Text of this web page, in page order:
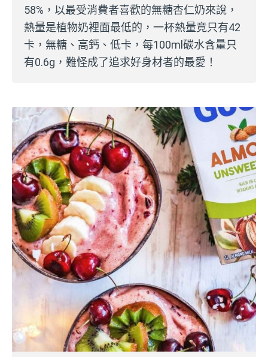
58%，以最受消費者喜歡的無糖杏仁奶來說，
熱量是植物奶裡面最低的，一杯熱量竟只有42
卡，無糖、高鈣、低卡，每100ml碳水含量只
有0.6g，難怪成了追求好身材者的最愛！